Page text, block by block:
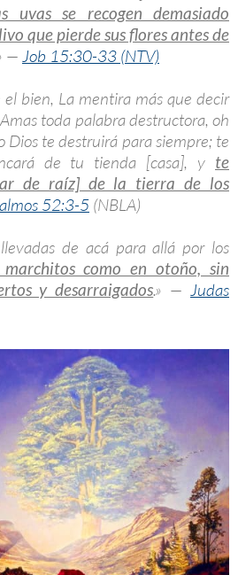
uvas se recogen demasiado
que pierde sus flores antes de
— Job 15:30-33 (NTV)
el bien, La mentira más que decir
toda palabra destructora, oh
Dios te destruirá para siempre; te
de tu tienda [casa], y te
de raíz] de la tierra de los
52:3-5 (NBLA)
de acá para allá por los
marchitos como en otoño, sin
y desarraigados.» —Judas